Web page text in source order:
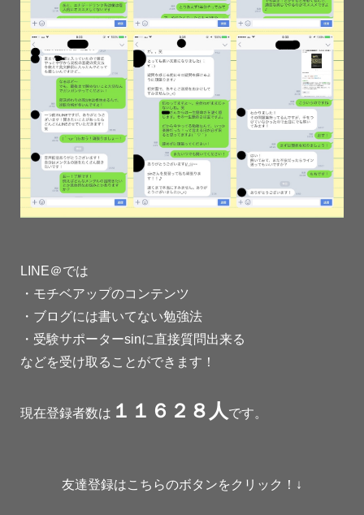
LINE＠では
・モチベアップのコンテンツ
・ブログには書いてない勉強法
・受験サポーターsinに直接質問出来る
などを受け取ることができます！
現在登録者数は １１６２８人です。
友達登録はこちらのボタンをクリック！↓